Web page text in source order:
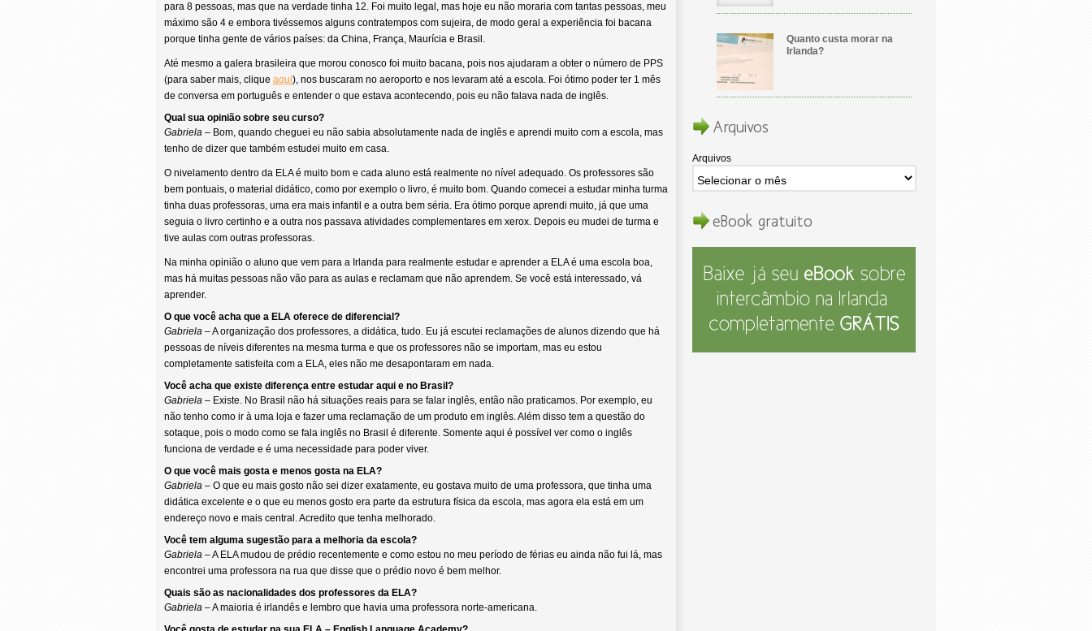
para 8 pessoas, mas que na verdade tinha 12. Foi muito legal, mas hoje eu não moraria com tantas pessoas, meu
máximo são 4 e embora tivéssemos alguns contratempos com sujeira, de modo geral a experiência foi bacana
porque tinha gente de vários países: da China, França, Maurícia e Brasil.
Até mesmo a galera brasileira que morou conosco foi muito bacana, pois nos ajudaram a obter o número de PPS
(para saber mais, clique aqui), nos buscaram no aeroporto e nos levaram até a escola. Foi ótimo poder ter 1 mês
de conversa em português e entender o que estava acontecendo, pois eu não falava nada de inglês.
Qual sua opinião sobre seu curso?
Gabriela – Bom, quando cheguei eu não sabia absolutamente nada de inglês e aprendi muito com a escola, mas
tenho de dizer que também estudei muito em casa.
O nivelamento dentro da ELA é muito bom e cada aluno está realmente no nível adequado. Os professores são
bem pontuais, o material didático, como por exemplo o livro, é muito bom. Quando comecei a estudar minha turma
tinha duas professoras, uma era mais infantil e a outra bem séria. Era ótimo porque aprendi muito, já que uma
seguia o livro certinho e a outra nos passava atividades complementares em xerox. Depois eu mudei de turma e
tive aulas com outras professoras.
Na minha opinião o aluno que vem para a Irlanda para realmente estudar e aprender a ELA é uma escola boa,
mas há muitas pessoas não vão para as aulas e reclamam que não aprendem. Se você está interessado, vá
aprender.
O que você acha que a ELA oferece de diferencial?
Gabriela – A organização dos professores, a didática, tudo. Eu já escutei reclamações de alunos dizendo que há
pessoas de níveis diferentes na mesma turma e que os professores não se importam, mas eu estou
completamente satisfeita com a ELA, eles não me desapontaram em nada.
Você acha que existe diferença entre estudar aqui e no Brasil?
Gabriela – Existe. No Brasil não há situações reais para se falar inglês, então não praticamos. Por exemplo, eu
não tenho como ir à uma loja e fazer uma reclamação de um produto em inglês. Além disso tem a questão do
sotaque, pois o modo como se fala inglês no Brasil é diferente. Somente aqui é possível ver como o inglês
funciona de verdade e é uma necessidade para poder viver.
O que você mais gosta e menos gosta na ELA?
Gabriela – O que eu mais gosto não sei dizer exatamente, eu gostava muito de uma professora, que tinha uma
didática excelente e o que eu menos gosto era parte da estrutura física da escola, mas agora ela está em um
endereço novo e mais central. Acredito que tenha melhorado.
Você tem alguma sugestão para a melhoria da escola?
Gabriela – A ELA mudou de prédio recentemente e como estou no meu período de férias eu ainda não fui lá, mas
encontrei uma professora na rua que disse que o prédio novo é bem melhor.
Quais são as nacionalidades dos professores da ELA?
Gabriela – A maioria é irlandês e lembro que havia uma professora norte-americana.
Quanto custa morar na
Irlanda?
Arquivos
Arquivos
eBook gratuito